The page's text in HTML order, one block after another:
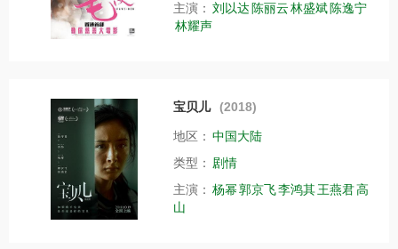
主演： 刘以达 陈丽云林盛斌 陈逸宁
林耀声
宝贝儿 (2018)
地区： 中国大陆
类型： 剧情
主演： 杨幂郭京飞李鸿其王燕君高
山